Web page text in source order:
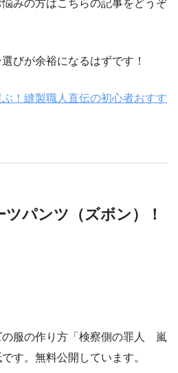
みの方はこちらの記事をどうぞ
びが余裕になるはずです！
！縫製職人直伝の初心者おすす
パンツ（ズボン）！
の服の作り方「検察側の罪人 嵐
す。無料公開しています。